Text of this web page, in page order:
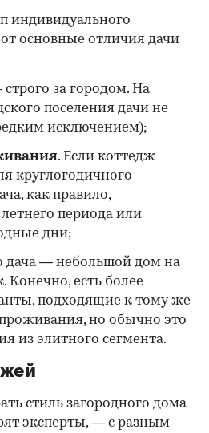
индивидуального
основные отличия дачи
за городом. На
поселения дачи не
исключением);
. Если коттедж
круглогодичного
как правило,
периода или
дни;
дача — небольшой дом на
Конечно, есть более
подходящие к тому же
но обычно это
из элитного сегмента.
стиль загородного дома
эксперты, — с разным